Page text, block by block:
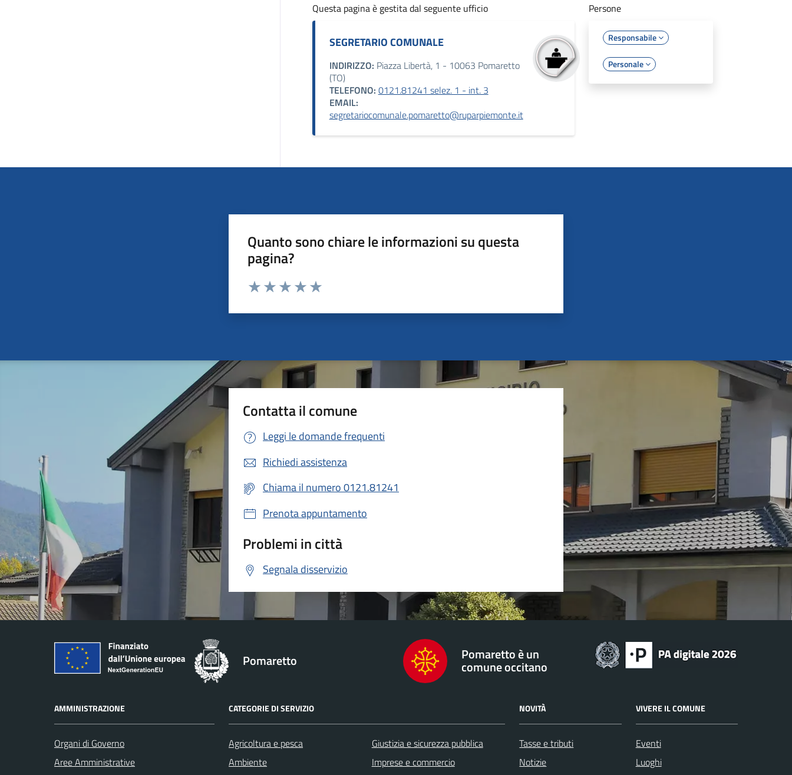
Questa pagina è gestita dal seguente ufficio
SEGRETARIO COMUNALE
INDIRIZZO: Piazza Libertà, 1 - 10063 Pomaretto
(TO)
TELEFONO: 0121.81241 selez. 1 - int. 3
EMAIL:
segretariocomunale.pomaretto@ruparpiemonte.it
Persone
Responsabile
Personale
Quanto sono chiare le informazioni su questa
pagina?
Valuta da 1 a 5 stelle la pagina
Contatta il comune
Leggi le domande frequenti
Richiedi assistenza
Chiama il numero 0121.81241
Prenota appuntamento
Problemi in città
Segnala disservizio
Pomaretto Pomaretto è un
comune occitano
AMMINISTRAZIONE
Organi di Governo
Aree Amministrative
CATEGORIE DI SERVIZIO
Agricoltura e pesca
Ambiente
Giustizia e sicurezza pubblica
Imprese e commercio
NOVITÀ
Tasse e tributi
Notizie
VIVERE IL COMUNE
Eventi
Luoghi